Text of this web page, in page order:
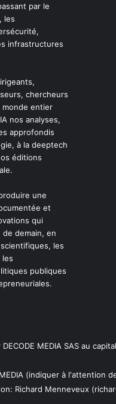
par le
les
infrastructures
chercheurs
entier
nos analyses,
approfondis
à la deeptech
éditions
une
et
qui
demain, en
les
les
publiques
MEDIA SAS au
MEDIA (indiquer à l'attention
Richard Menneveux